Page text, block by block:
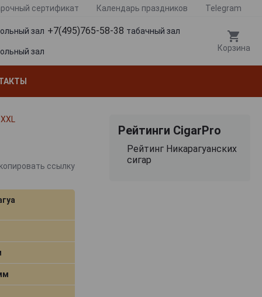
сертификат Календарь праздников Telegram
зал +7(495)765-58-38 табачный зал
зал Корзина
ссылку
Рейтинги CigarPro
Рейтинг Никарагуанских
сигар